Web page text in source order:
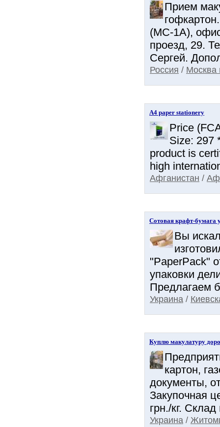
Прием
(МС-1А),
проезд, 29.
Сергей.
Россия / Москва
A4 paper stationery
Price
Size: 297
product is
high
Афганистан /
Сотовая крафт-бyмaгa
Вы
"PaperPack"
упаковки
Предлагаем
Украина /
Куплю макулатуру
картон,
документы,
Закупочная
грн./кг.
Украина /